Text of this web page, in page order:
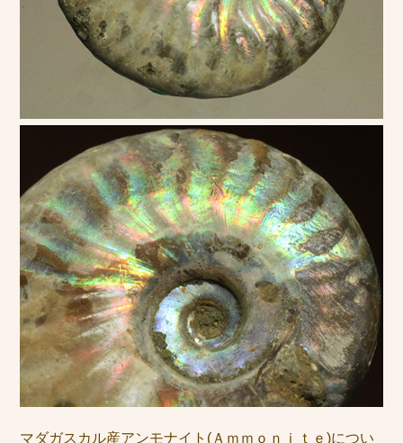
マダガスカル産アンモナイト(Ａｍｍｏｎｉｔｅ)につい